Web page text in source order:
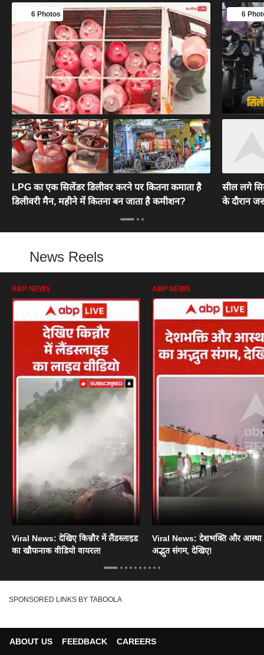
6 Photos
LPG का एक सिलेंडर डिलीवर करने पर कितना कमाता है
डिलीवरी मैन, महीने में कितना बन जाता है कमीशन?
6
सील लगे
के दौरान
News Reels
ABP NEWS
Viral News: देखिए किन्नौर में लैंडस्लाइड
का खौफनाक वीडियो वायरल!
ABP NEWS
Viral News: देशभक्ति और आस्था
अद्भुत संगम, देखिए!
SPONSORED LINKS BY TABOOLA
ABOUT US FEEDBACK
CAREERS